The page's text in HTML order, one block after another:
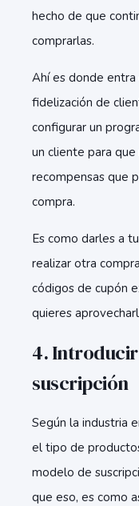
hecho de que
comprarlas.
Ahí es donde
fidelización de
configurar un
un cliente para
recompensas que
compra.
Es como darles a
realizar otra
códigos de cupón
quieres
4.
suscripción
Según la industria
el tipo de
modelo de
que eso, es como